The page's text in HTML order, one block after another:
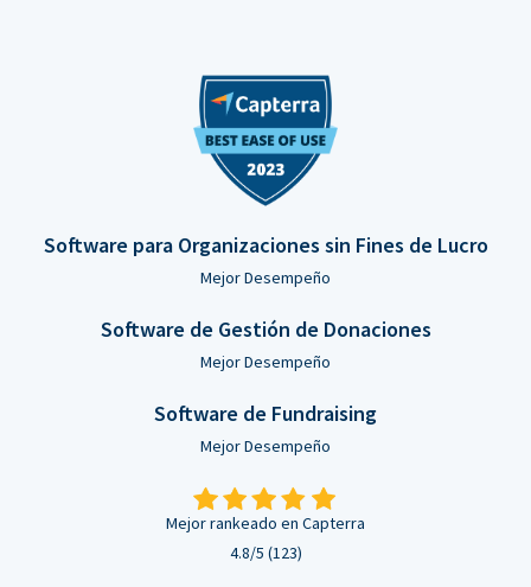
Software para Organizaciones sin Fines de Lucro
Mejor Desempeño
Software de Gestión de Donaciones
Mejor Desempeño
Software de Fundraising
Mejor Desempeño
Mejor rankeado en Capterra
4.8/5 (123)